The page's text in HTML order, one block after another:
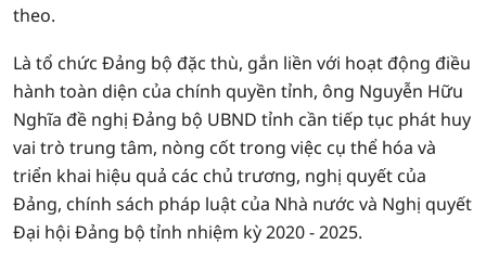
theo.
Là tổ chức Đảng bộ đặc thù, gắn liền với hoạt động điều
hành toàn diện của chính quyền tỉnh, ông Nguyễn Hữu
Nghĩa đề nghị Đảng bộ UBND tỉnh cần tiếp tục phát huy
vai trò trung tâm, nòng cốt trong việc cụ thể hóa và
triển khai hiệu quả các chủ trương, nghị quyết của
Đảng, chính sách pháp luật của Nhà nước và Nghị quyết
Đại hội Đảng bộ tỉnh nhiệm kỳ 2020 - 2025.